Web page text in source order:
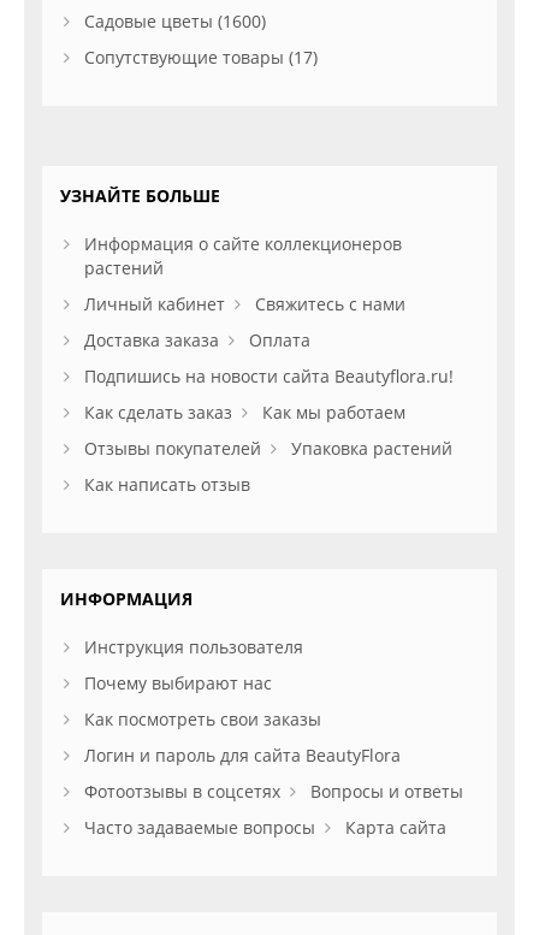
Садовые цветы (1600)
Сопутствующие товары (17)
УЗНАЙТЕ БОЛЬШЕ
Информация о сайте коллекционеров
растений
Личный кабинет
Свяжитесь с нами
Доставка заказа
Оплата
Подпишись на новости сайта Beautyflora.ru!
Как сделать заказ
Как мы работаем
Отзывы покупателей
Упаковка растений
Как написать отзыв
ИНФОРМАЦИЯ
Инструкция пользователя
Почему выбирают нас
Как посмотреть свои заказы
Логин и пароль для сайта BeautyFlora
Фотоотзывы в соцсетях
Вопросы и ответы
Часто задаваемые вопросы
Карта сайта